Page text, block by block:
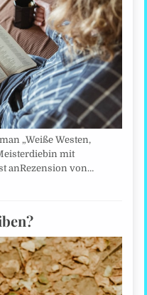
„Weiße Westen,
mit
anRezension von…